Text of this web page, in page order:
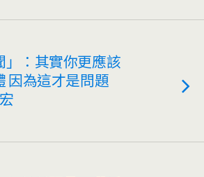
」：其實你更應該
因為這才是問題